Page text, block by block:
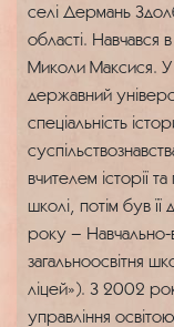
селі Дермань
області. Навчався
Миколи Максися. У
державний
спеціальність
вчителем історії
школі, потім був
року – Навчально-
загальноосвітня
ліцей»). З 2002
управління